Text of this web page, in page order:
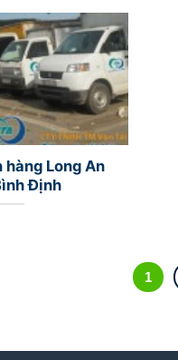
hàng Long An
Định
1